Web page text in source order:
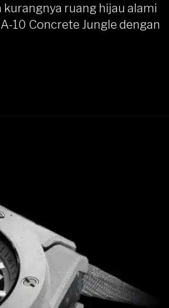
ruang hijau alami
10 Concrete Jungle dengan